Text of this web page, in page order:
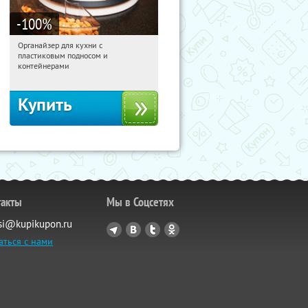
-100%
07:40:00 Получили:
Россия
Органайзер для кухни с
пластиковым подносом и
контейнерами
Купить
с нами
Мы в Соцсетях